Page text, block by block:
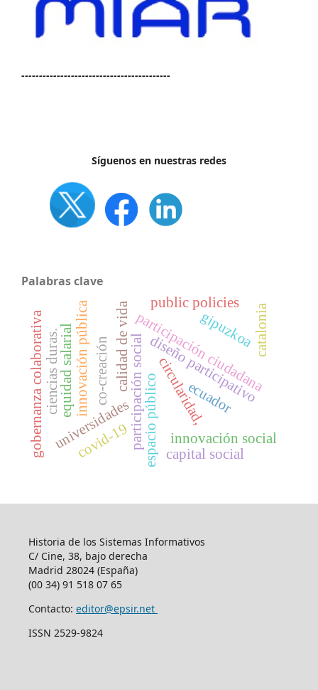
------------------------------------------
Síguenos en nuestras redes
Palabras clave
participación social
participación ciudadana
espacio público
diseño participativo
calidad de vida
innovación social
universidades circularidad,
innovación públicaco-creación
equidad salarial ecuador
ciencias duras. catalonia
covid-19
gobernanza colaborativa capital social
gipuzkoa
public policies
Historia de los Sistemas Informativos
C/ Cine, 38, bajo derecha
Madrid 28024 (España)
(00 34) 91 518 07 65
Contacto: editor@epsir.net
ISSN 2529-9824